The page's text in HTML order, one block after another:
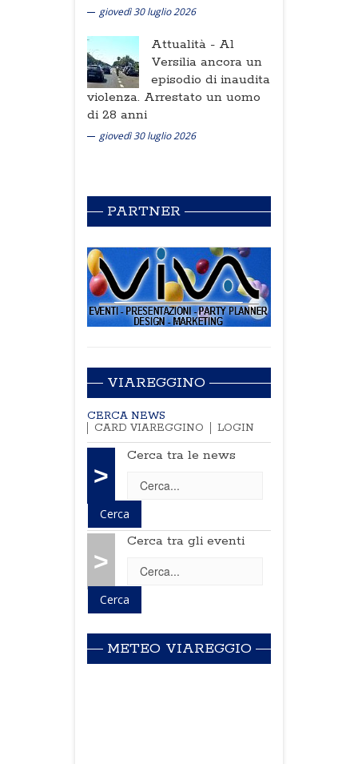
giovedì 30 luglio 2026
Attualità - Al
Versilia ancora un
episodio di inaudita
violenza. Arrestato un uomo
di 28 anni
giovedì 30 luglio 2026
PARTNER
VIAREGGINO
CERCA NEWS
CARD VIAREGGINO
LOGIN
>
Cerca tra le news
>
Cerca tra gli eventi
METEO VIAREGGIO